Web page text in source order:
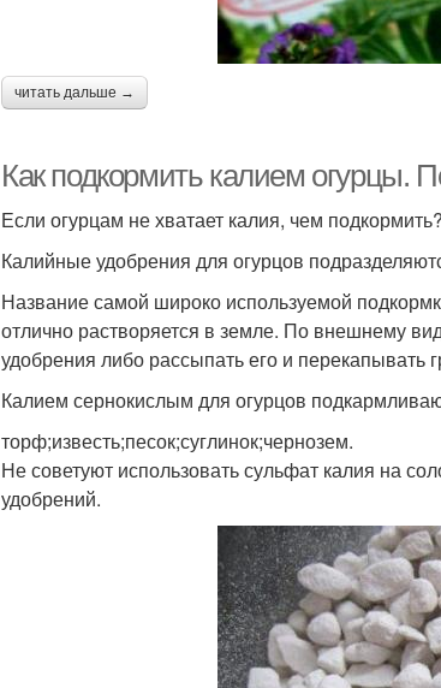
читать дальше →
Как подкормить калием огурцы.
Если огурцам не хватает калия, чем подкормить?
Калийные удобрения для огурцов
Название самой широко используемой
отлично растворяется в земле. По внешнему
удобрения либо рассыпать его и перекапывать
Калием сернокислым для огурцов
торф;известь;песок;суглинок;чернозем.
Не советуют использовать сульфат калия на
удобрений.